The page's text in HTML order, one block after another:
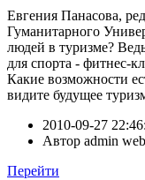
Евгения Панасова,
Гуманитарного
людей в туризме?
для спорта - фитнес-
Какие возможности
видите будущее
2010-09-27
Автор admin
Перейти